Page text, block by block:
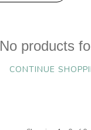
No products
CONTINUE